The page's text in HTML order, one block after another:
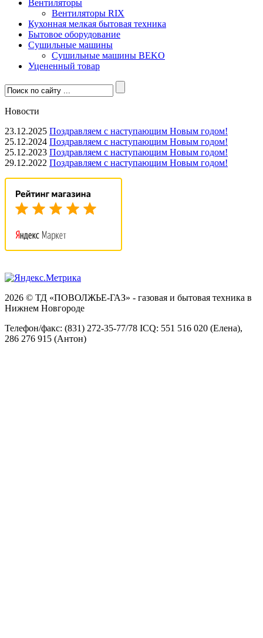
Вентиляторы
Вентиляторы RIX
Кухонная мелкая бытовая техника
Бытовое оборудование
Сушильные машины
Сушильные машины BEKO
Уцененный товар
Новости
23.12.2025 Поздравляем с наступающим Новым годом!
25.12.2024 Поздравляем с наступающим Новым годом!
25.12.2023 Поздравляем с наступающим Новым годом!
29.12.2022 Поздравляем с наступающим Новым годом!
2026 © ТД «ПОВОЛЖЬЕ-ГАЗ» - газовая и бытовая техника в
Нижнем Новгороде
Телефон/факс: (831) 272-35-77/78 ICQ: 551 516 020 (Елена),
286 276 915 (Антон)